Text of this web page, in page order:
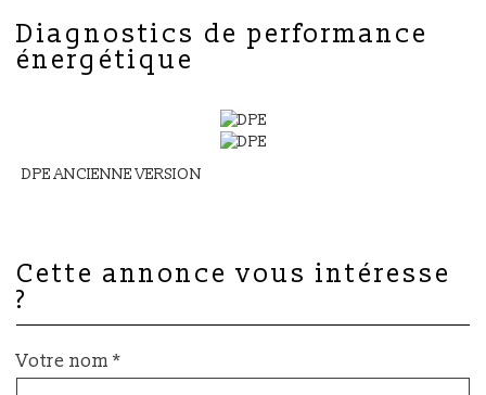
diagnostics de performance
énergétique
DPE ANCIENNE VERSION
cette annonce vous intéresse
?
Votre nom *